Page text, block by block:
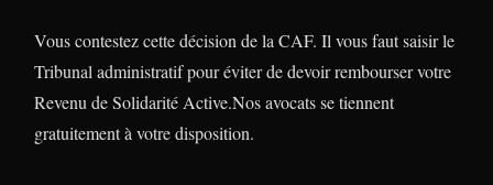
Vous contestez cette décision de la CAF. Il vous faut saisir le
Tribunal administratif pour éviter de devoir rembourser votre
Revenu de Solidarité Active.Nos avocats se tiennent
gratuitement à votre disposition.